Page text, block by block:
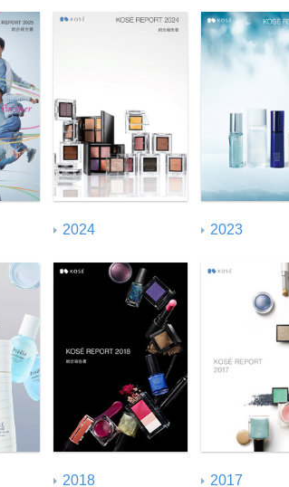
国連グローバル・コンパ
対照表
2024 2023
2018 2017